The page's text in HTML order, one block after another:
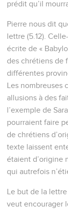
prédit qu’il
Pierre nous dit
lettre (5.12).
écrite de «
des chrétiens de
différentes
Les nombreuses
allusions à des
l’exemple de
pourraient faire
de chrétiens
texte laissent
étaient d’origine
qui autrefois
Le but de la
veut encourager